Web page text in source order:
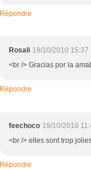
Répondre
Rosali 19/10/2010 15:37
<br /> Gracias por la
Répondre
feechoco 19/10/2010
<br /> elles sont trop
Répondre